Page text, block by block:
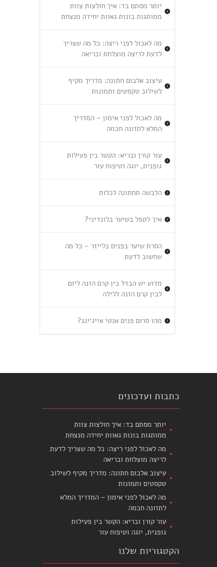
יותר מסתם בד: איך חולצות צוות
ממותגות בונות גאוות יחידה מנצחת
מה לאכול לפני ריצה: כל מה שצריך
לדעת לריצה מוצלחת ובריאה
עיצוב אלבום חתונה: מדריך מקיף
לשילוב טקסטים ותמונות
מה לאכול לפני אימון – המדריך
המלא לתזונה חכמה
עור קורן ובריא: הקשר בין פעילות
גופנית, יוגה וטיפוח עור
הלבשה תחתונה לכלות
איך לטפל בשיער בלונדיני?
הסרת שיער בפנים בלייזר – כל מה
שחשוב לדעת
מדוע יש הבדל בין קרם הזנה ליום
לבין קרם הזנה ללילה
מהו סרום פנים אנטי אייג׳ינג?
כתבות ועדכונים
יותר מסתם בד: איך חולצות צוות
ממותגות בונות גאוות יחידה מנצחת
מה לאכול לפני ריצה: כל מה שצריך לדעת
לריצה מוצלחת ובריאה
עיצוב אלבום חתונה: מדריך מקיף לשילוב
טקסטים ותמונות
מה לאכול לפני אימון – המדריך המלא
לתזונה חכמה
עור קורן ובריא: הקשר בין פעילות
גופנית, יוגה וטיפוח עור
הקטגוריות שלנו